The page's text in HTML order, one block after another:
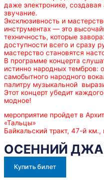
даже электронике,
звучание.
Эксклюзивность и
инструментах — это
техничность, которые
доступности всего и сразу
мастерство становятся
В программе концерта
истинно народных тембров:
самобытного народного
палитру музыкальной
Этот концерт убедит
модное!
мероприятие пройдет в
«Тальцы»
Байкальский тракт, 47-й
ОСЕННИЙ
Купить билет